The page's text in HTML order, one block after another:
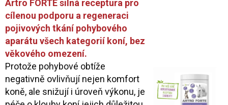
Artro FORTE silná receptura pro
cílenou podporu a regeneraci
pojivových tkání pohybového
aparátu všech kategorií koní, bez
věkového omezení.
Protože pohybové obtíže
negativně ovlivňují nejen komfort
koně, ale snižují i úroveň výkonu, je